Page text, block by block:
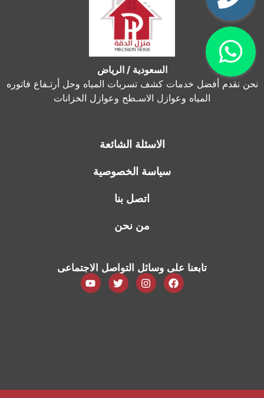
السعودية / الرياض
نحن نقدم أفضل خدمات كشف تسربات المياه وحل أرتـفاع فاتوره
المياه وعوازل الاسـطح وعوازل الخزانات
الاسئلة الشائعة
سياسة الخصوصية
اتصل بنا
من نحن
تابعنا على وسائل التواصل الاجتماعى